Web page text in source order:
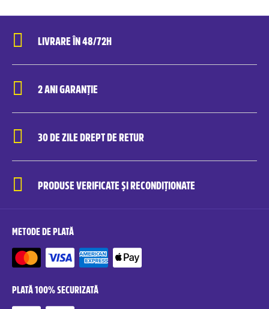
LIVRARE ÎN 48/72H
2 ANI GARANȚIE
30 DE ZILE DREPT DE RETUR
PRODUSE VERIFICATE ȘI RECONDIȚIONATE
METODE DE PLATĂ
PLATĂ 100% SECURIZATĂ